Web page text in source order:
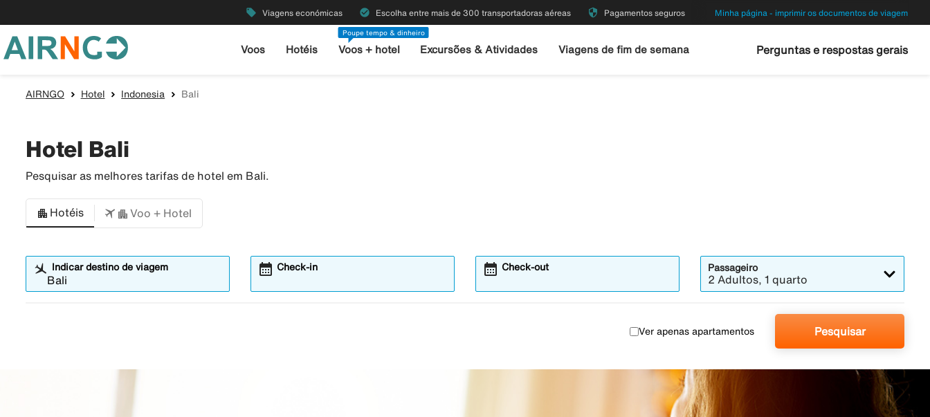
local_offer Viagens económicas check_circle Escolha entre mais de 300 transportadoras aéreas security Pagamentos seguros Minha página - imprimir os documentos de viagem
Voos Hotéis
Poupe tempo & dinheiro
Voos + hotel Excursões & Atividades Viagens de fim de semana Perguntas e respostas gerais
AIRNGO Hotel Indonesia Bali
Hotel Bali
Pesquisar as melhores tarifas de hotel em Bali.
Hotéis Voo + Hotel
Indicar destino de viagem Check-in
calendar_month Check-out
calendar_month Passageiro
2 Adultos, 1 quarto
Ver apenas apartamentos Pesquisar